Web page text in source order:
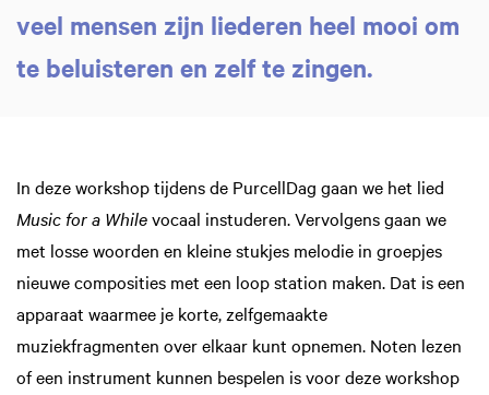
veel mensen zijn liederen heel mooi om
te beluisteren en zelf te zingen.
In deze workshop tijdens de PurcellDag gaan we het lied
Music for a Whilevocaal instuderen. Vervolgens gaan we
met losse woorden en kleine stukjes melodie in groepjes
nieuwe composities met een loop station maken. Dat is een
apparaat waarmee je korte, zelfgemaakte
muziekfragmenten over elkaar kunt opnemen. Noten lezen
of een instrument kunnen bespelen is voor deze workshop